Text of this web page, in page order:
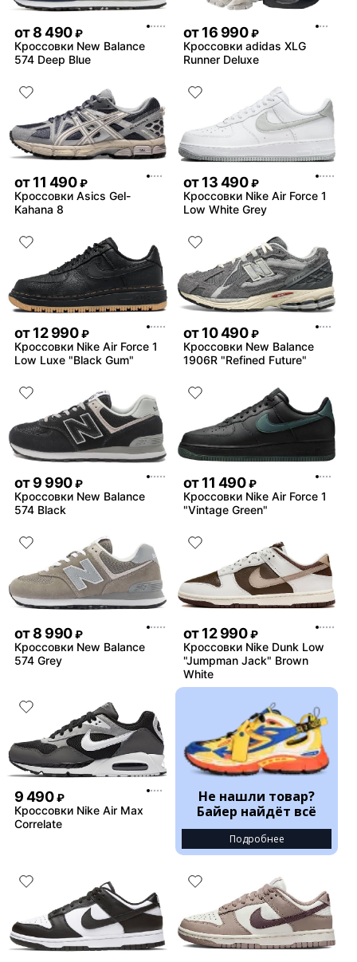
от8 490 ₽
Кроссовки New Balance
574 Deep Blue
от16 990 ₽
Кроссовки adidas XLG
Runner Deluxe
от11 490 ₽
Кроссовки Asics Gel-
Kahana 8
от13 490 ₽
Кроссовки Nike Air Force 1
Low White Grey
от12 990 ₽
Кроссовки Nike Air Force 1
Low Luxe "Black Gum"
от10 490 ₽
Кроссовки New Balance
1906R "Refined Future"
от9 990 ₽
Кроссовки New Balance
574 Black
от11 490 ₽
Кроссовки Nike Air Force 1
"Vintage Green"
от8 990 ₽
Кроссовки New Balance
574 Grey
от12 990 ₽
Кроссовки Nike Dunk Low
"Jumpman Jack" Brown
White
9 490 ₽
Кроссовки Nike Air Max
Correlate
Не нашли товар?
Байер найдёт всё
Подробнее